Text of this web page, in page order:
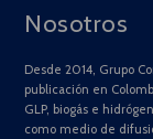
Nosotros
Desde 2014, Grupo
publicación en
GLP, biogás e
como medio de